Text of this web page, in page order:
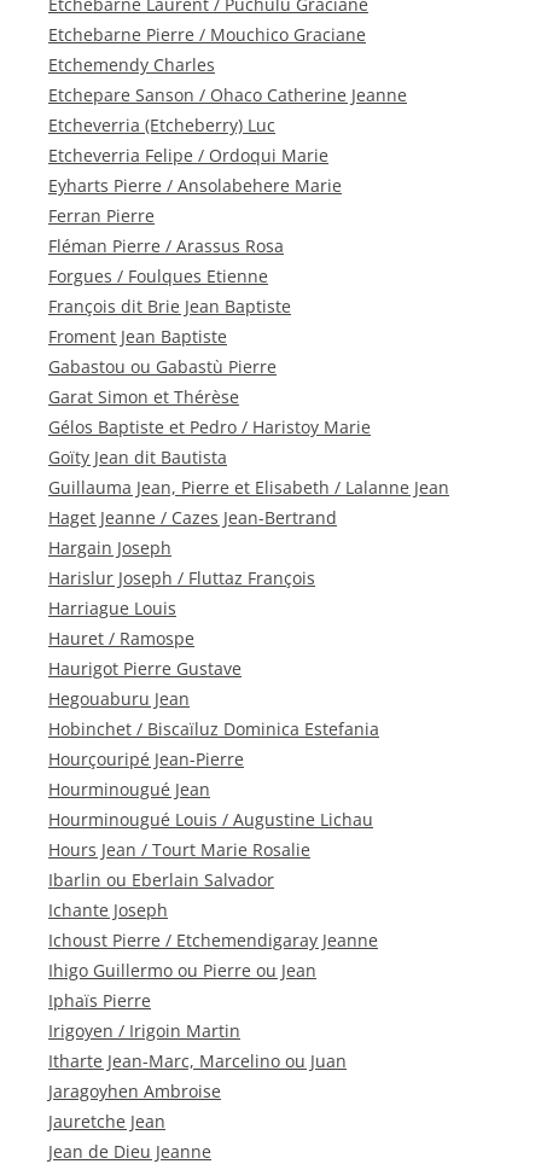
Etchebarne Pierre / Mouchico Graciane
Etchemendy Charles
Etchepare Sanson / Ohaco Catherine Jeanne
Etcheverria (Etcheberry) Luc
Etcheverria Felipe / Ordoqui Marie
Eyharts Pierre / Ansolabehere Marie
Ferran Pierre
Fléman Pierre / Arassus Rosa
Forgues / Foulques Etienne
François dit Brie Jean Baptiste
Froment Jean Baptiste
Gabastou ou Gabastù Pierre
Garat Simon et Thérèse
Gélos Baptiste et Pedro / Haristoy Marie
Goïty Jean dit Bautista
Guillauma Jean, Pierre et Elisabeth / Lalanne Jean
Haget Jeanne / Cazes Jean-Bertrand
Hargain Joseph
Harislur Joseph / Fluttaz François
Harriague Louis
Hauret / Ramospe
Haurigot Pierre Gustave
Hegouaburu Jean
Hobinchet / Biscaïluz Dominica Estefania
Hourçouripé Jean-Pierre
Hourminougué Jean
Hourminougué Louis / Augustine Lichau
Hours Jean / Tourt Marie Rosalie
Ibarlin ou Eberlain Salvador
Ichante Joseph
Ichoust Pierre / Etchemendigaray Jeanne
Ihigo Guillermo ou Pierre ou Jean
Iphaïs Pierre
Irigoyen / Irigoin Martin
Itharte Jean-Marc, Marcelino ou Juan
Jaragoyhen Ambroise
Jauretche Jean
Jean de Dieu Jeanne